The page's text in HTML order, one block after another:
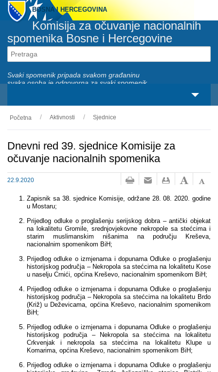
BOSNA I HERCEGOVINA
Komisija za očuvanje nacionalnih
spomenika Bosne i Hercegovine
Svaki spomenik pripada svakom građaninu
svaka osoba je odgovorna za svaki spomenik
O nama
Zakonski okviri
Aktivnosti
Nacionalni spomenici
Servisi
Multimedija
Početna Aktivnosti Sjednice
Dnevni red 39. sjednice Komisije za
očuvanje nacionalnih spomenika
22.9.2020
Zapisnik sa 38. sjednice Komisije, održane 28. 08. 2020. godine
u Mostaru;
Prijedlog odluke o proglašenju serijskog dobra – antički objekat
na lokalitetu Gromile, srednjovjekovne nekropole sa stećcima i
starim muslimanskim nišanima na području Kreševa,
nacionalnim spomenikom BiH;
Prijedlog odluke o izmjenama i dopunama Odluke o proglašenju
historijskog područja – Nekropola sa stećcima na lokalitetu Kose
u naselju Crnići, općina Kreševo, nacionalnim spomenikom BiH;
Prijedlog odluke o izmjenama i dopunama Odluke o proglašenju
historijskog područja – Nekropola sa stećcima na lokalitetu Brdo
(Križ) u Deževicama, općina Kreševo, nacionalnim spomenikom
BiH;
Prijedlog odluke o izmjenama i dopunama Odluke o proglašenju
historijskog područja – Nekropola sa stećcima na lokalitetu
Crkvenjak i nekropola sa stećcima na lokalitetu Klupe u
Komarima, općina Kreševo, nacionalnim spomenikom BiH;
Prijedlog odluke o izmjenama i dopunama Odluke o proglašenju